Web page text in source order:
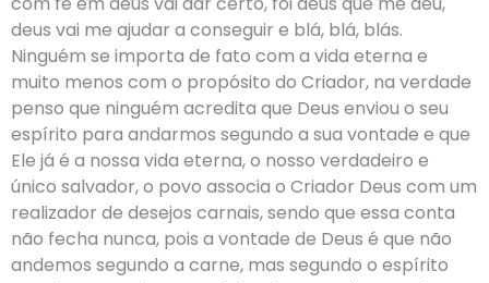
deus vai me ajudar a conseguir e blá, blá, blás.
Ninguém se importa de fato com a vida eterna e
muito menos com o propósito do Criador, na verdade
penso que ninguém acredita que Deus enviou o seu
espírito para andarmos segundo a sua vontade e que
Ele já é a nossa vida eterna, o nosso verdadeiro e
único salvador, o povo associa o Criador Deus com um
realizador de desejos carnais, sendo que essa conta
não fecha nunca, pois a vontade de Deus é que não
andemos segundo a carne, mas segundo o espírito